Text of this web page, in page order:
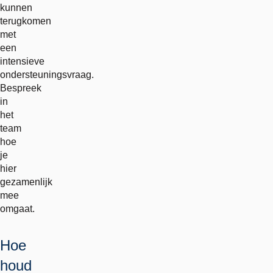
kunnen
terugkomen
met
een
intensieve
ondersteuningsvraag.
Bespreek
in
het
team
hoe
je
hier
gezamenlijk
mee
omgaat.
Hoe
houd